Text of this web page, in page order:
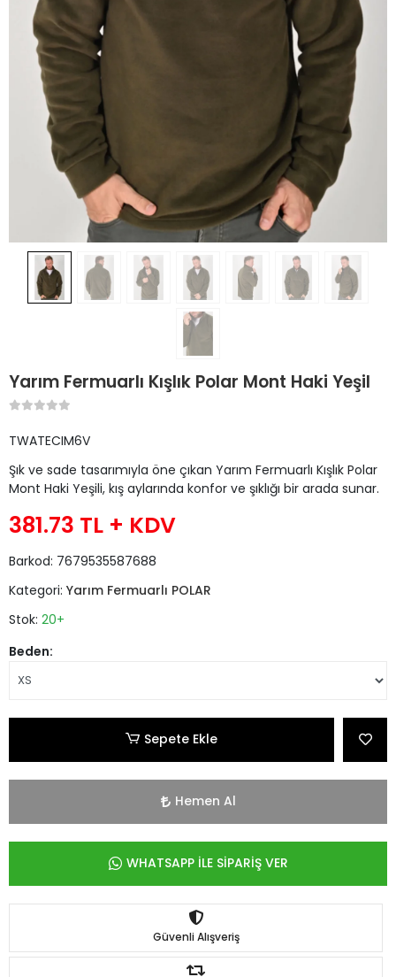
Yarım Fermuarlı Kışlık Polar Mont Haki Yeşil
TWATECIM6V
Şık ve sade tasarımıyla öne çıkan Yarım Fermuarlı Kışlık Polar
Mont Haki Yeşili, kış aylarında konfor ve şıklığı bir arada sunar.
381.73 TL + KDV
Barkod: 7679535587688
Kategori: Yarım Fermuarlı POLAR
Stok: 20+
Beden:
Sepete Ekle
Hemen Al
WHATSAPP İLE SİPARİŞ VER
Güvenli Alışveriş